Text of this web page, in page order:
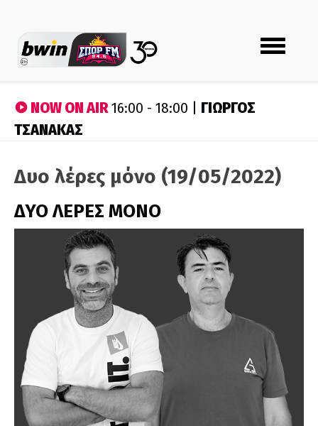
Toggle
navigation
NOW ON AIR16:00 - 18:00 | ΓΙΩΡΓΟΣ
ΤΣΑΝΑΚΑΣ
Δυο λέρες μόνο (19/05/2022)
ΔΥΟ ΛΕΡΕΣ ΜΟΝΟ